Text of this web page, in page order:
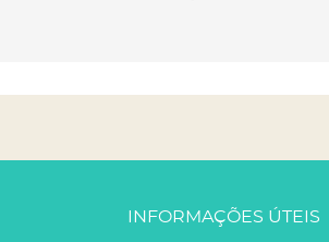
INFORMAÇÕES ÚTEIS